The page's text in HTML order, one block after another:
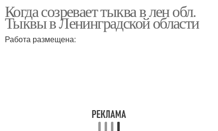
Когда созревает тыква в лен обл.
Тыквы в Ленинградской области
Работа размещена: